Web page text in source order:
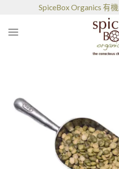
SpiceBox Organics 有